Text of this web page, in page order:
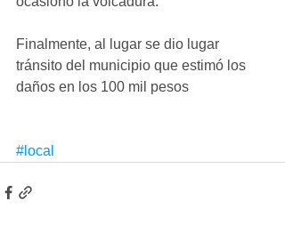
Finalmente, al lugar se dio lugar
tránsito del municipio que estimó los
daños en los 100 mil pesos
#local